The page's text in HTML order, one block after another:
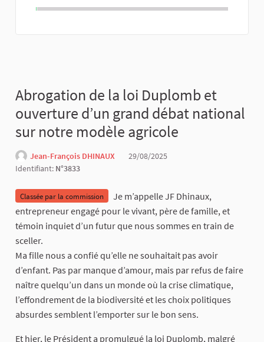
Abrogation de la loi Duplomb et
ouverture d’un grand débat national
sur notre modèle agricole
Jean-François DHINAUX
29/08/2025
Identifiant: N°3833
Classée par la commission
Je m’appelle JF Dhinaux,
entrepreneur engagé pour le vivant, père de famille, et
témoin inquiet d’un futur que nous sommes en train de
sceller.
Ma fille nous a confié qu’elle ne souhaitait pas avoir
d’enfant. Pas par manque d’amour, mais par refus de faire
naître quelqu’un dans un monde où la crise climatique,
l’effondrement de la biodiversité et les choix politiques
absurdes semblent l’emporter sur le bon sens.
Et hier, le Président a promulgué la loi Duplomb, malgré